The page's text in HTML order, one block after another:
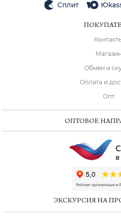
Сплит
Магазин
Обмен и
Оплата и
Опт
ОПТОВОЕ
ЭКСКУРСИЯ НА